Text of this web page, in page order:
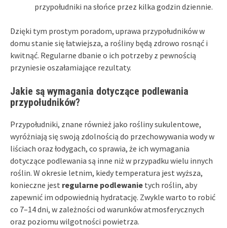
przypołudniki na słońce przez kilka godzin dziennie.
Dzięki tym prostym poradom, uprawa przypołudników w
domu stanie się łatwiejsza, a rośliny będą zdrowo rosnąć i
kwitnąć. Regularne dbanie o ich potrzeby z pewnością
przyniesie oszałamiające rezultaty.
Jakie są wymagania dotyczące podlewania
przypołudników?
Przypołudniki, znane również jako rośliny sukulentowe,
wyróżniają się swoją zdolnością do przechowywania wody w
liściach oraz łodygach, co sprawia, że ich wymagania
dotyczące podlewania są inne niż w przypadku wielu innych
roślin. W okresie letnim, kiedy temperatura jest wyższa,
konieczne jest regularne podlewanie tych roślin, aby
zapewnić im odpowiednią hydratację. Zwykle warto to robić
co 7–14 dni, w zależności od warunków atmosferycznych
oraz poziomu wilgotności powietrza.